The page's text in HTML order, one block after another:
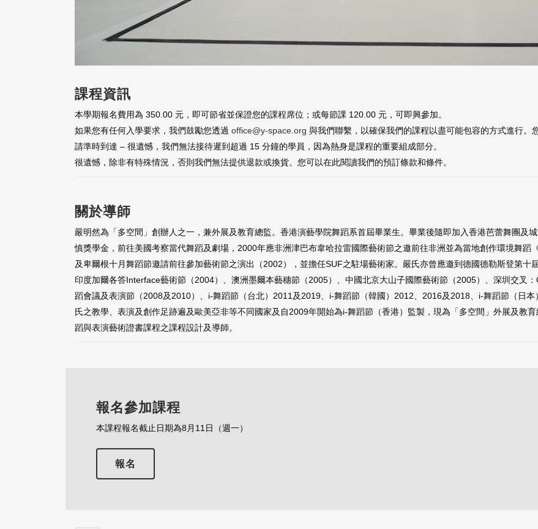
課程資訊
本學期報名費用為 350.00 元，即可節省並保證您的課程席位；或每節課 120.00 元，可即興參加。
如果您有任何入學要求，我們鼓勵您透過 office@y-space.org 與我們聯繫，以確保我們的課程以盡可能包容的方式進行。
請準時到達 – 很遺憾，我們無法接待遲到超過 15 分鐘的學員，因為熱身是課程的重要組成部分。
很遺憾，除非有特殊情況，否則我們無法提供退款或換貨。您可以在此閱讀我們的預訂條款和條件。
關於導師
嚴明然為「多空間」創辦人之一，兼外展及教育總監。香港演藝學院舞蹈系首屆畢業生。畢業後隨即加入香港芭蕾舞團及
慎獎學金，前往美國考察當代舞蹈及劇場，2000年應非洲津巴布韋哈拉雷國際藝術節之邀前往非洲並為當地創作環境舞
及卑爾根十月舞蹈節邀請前往參加藝術節之演出（2002），並擔任SUF之駐場藝術家。嚴氏亦曾應邀到德國德勒斯登第十
印度加爾各答Interface藝術節（2004）、澳洲墨爾本藝穗節（2005）、中國北京大山子國際藝術節（2005）、深圳交叉
蹈會議及表演節（2008及2010）、i-舞蹈節（台北）2011及2019、i-舞蹈節（韓國）2012、2016及2018、i-舞蹈節（日
氏之教學、表演及創作足跡遍及歐美亞非等不同國家及自2009年開始為i-舞蹈節（香港）監製，現為「多空間」外展及教
蹈與表演藝術證書課程之課程設計及導師。
報名參加課程
本課程報名截止日期為8月11日（週一）
報名